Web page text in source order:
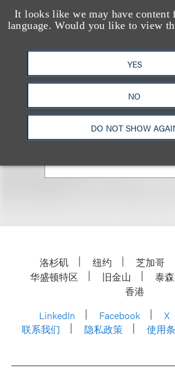
It looks like we may have content
language. Would you like to view
YES
NO
DO NOT SHOW
Georges
+ 212.407.4141
Email
洛杉矶 纽约 芝加哥
华盛顿特区
旧金山 泰
香港
LinkedIn
Facebook X
联系我们
隐私政策 使用